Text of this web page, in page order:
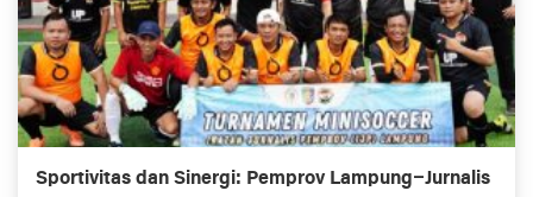
Sportivitas dan Sinergi: Pemprov Lampung–Jurnalis